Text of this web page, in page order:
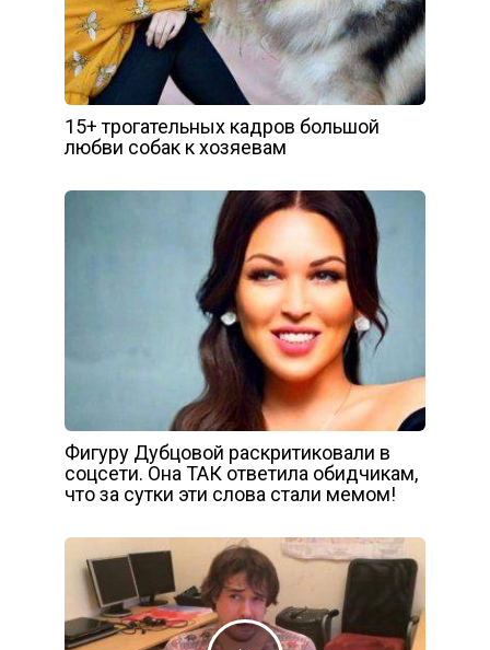
15+ трогательных кадров большой
любви собак к хозяевам
Фигуру Дубцовой раскритиковали в
соцсети. Она ТАК ответила обидчикам,
что за сутки эти слова стали мемом!